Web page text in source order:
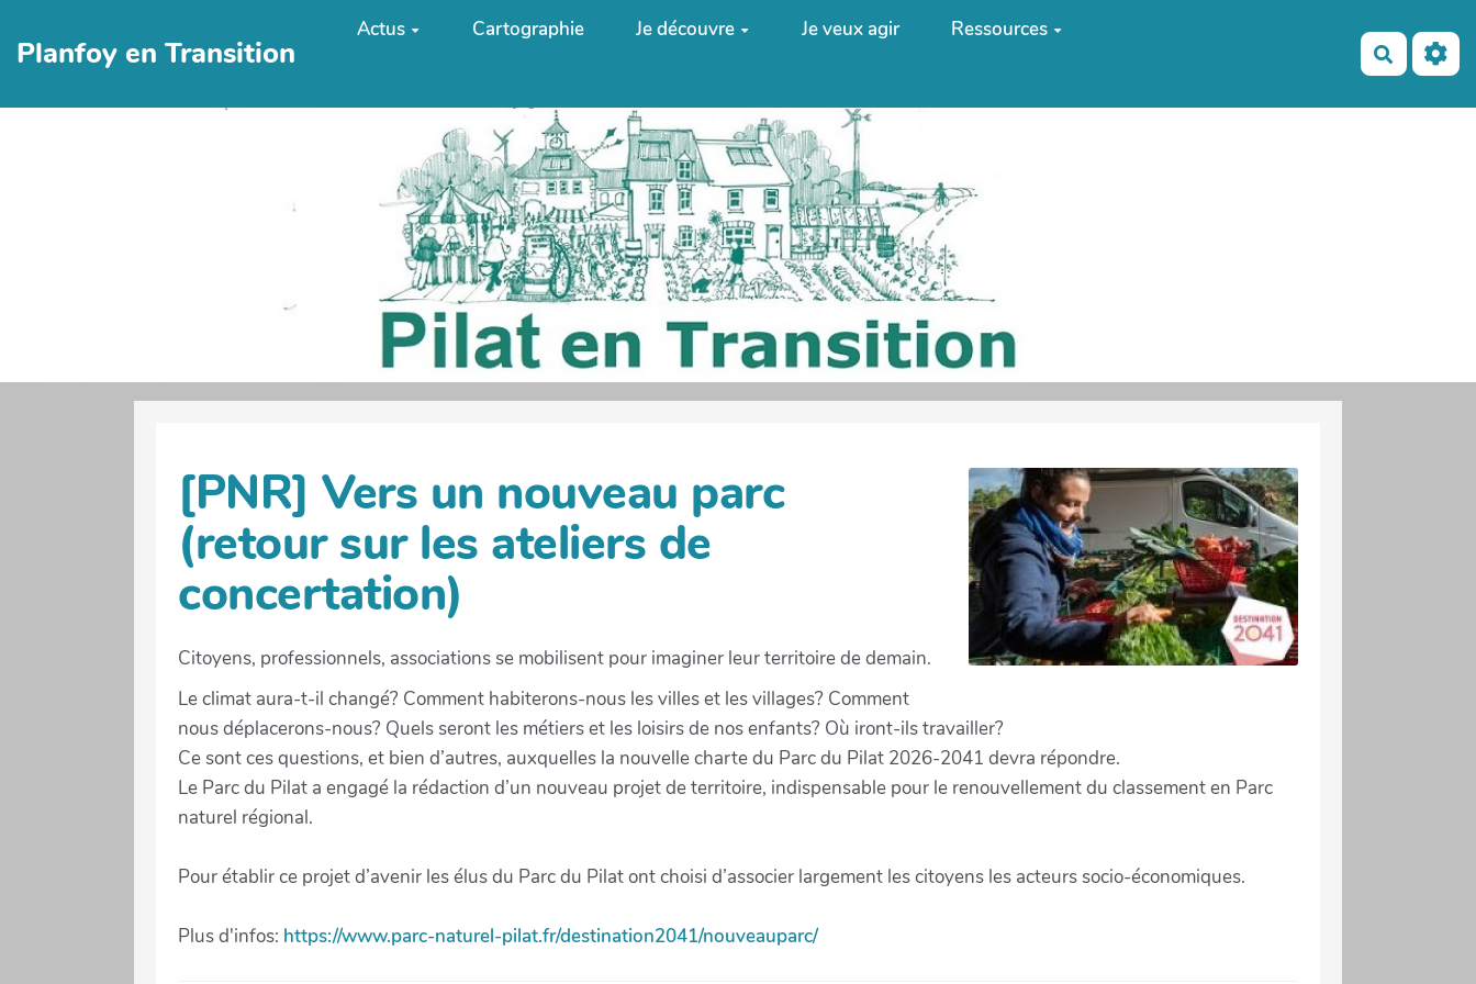
Planfoy en Transition
Actus Cartographie Je découvre Je veux agir Ressources
[PNR] Vers un nouveau parc
(retour sur les ateliers de
concertation)
Citoyens, professionnels, associations se mobilisent pour imaginer leur territoire de demain.
Le climat aura-t-il changé? Comment habiterons-nous les villes et les villages? Comment
nous déplacerons-nous? Quels seront les métiers et les loisirs de nos enfants? Où iront-ils travailler?
Ce sont ces questions, et bien d’autres, auxquelles la nouvelle charte du Parc du Pilat 2026-2041 devra répondre.
Le Parc du Pilat a engagé la rédaction d’un nouveau projet de territoire, indispensable pour le renouvellement du classement en Parc
naturel régional.
Pour établir ce projet d’avenir les élus du Parc du Pilat ont choisi d’associer largement les citoyens les acteurs socio-économiques.
Plus d'infos: https://www.parc-naturel-pilat.fr/destination2041/nouveauparc/